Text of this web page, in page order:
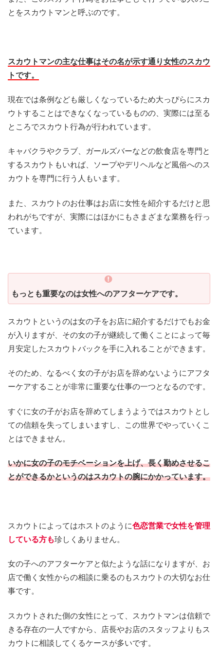
とをスカウトマンと呼ぶのです。
スカウトマンの主な仕事はその名が示す通り女性のスカウ
トです。
現在では条例なども厳しくなっているため大っぴらにスカ
ウトすることはできなくなっているものの、実際には至る
ところでスカウト行為が行われています。
キャバクラやクラブ、ガールズバーなどの飲食店を専門と
するスカウトもいれば、ソープやデリヘルなど風俗へのス
カウトを専門に行う人もいます。
また、スカウトのお仕事はお店に女性を紹介するだけと思
われがちですが、実際にはほかにもさまざまな業務を行っ
ています。
もっとも重要なのは女性へのアフターケアです。
スカウトというのは女の子をお店に紹介するだけでもお金
が入りますが、その女の子が継続して働くことによって毎
月安定したスカウトバックを手に入れることができます。
そのため、なるべく女の子がお店を辞めないようにアフタ
ーケアすることが非常に重要な仕事の一つとなるのです。
すぐに女の子がお店を辞めてしまうようではスカウトとし
ての信頼を失ってしまいますし、この世界でやっていくこ
とはできません。
いかに女の子のモチベーションを上げ、長く勤めさせるこ
とができるかというのはスカウトの腕にかかっています。
スカウトによってはホストのように色恋営業で女性を管理
している方も珍しくありません。
女の子へのアフターケアと似たような話になりますが、お
店で働く女性からの相談に乗るのもスカウトの大切なお仕
事です。
スカウトされた側の女性にとって、スカウトマンは信頼で
きる存在の一人ですから、店長やお店のスタッフよりもス
カウトに相談してくるケースが多いです。